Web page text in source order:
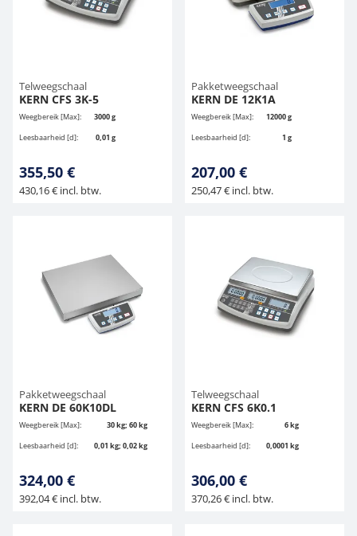
Telweegschaal
KERN CFS 3K-5
Weegbereik [Max]:
3000 g
Leesbaarheid [d]:
0,01 g
355,50 €
430,16 € incl. btw.
Pakketweegschaal
KERN DE 12K1A
Weegbereik [Max]:
12000 g
Leesbaarheid [d]:
1 g
207,00 €
250,47 € incl. btw.
Pakketweegschaal
KERN DE 60K10DL
Weegbereik [Max]:
30 kg; 60 kg
Leesbaarheid [d]:
0,01 kg; 0,02 kg
324,00 €
392,04 € incl. btw.
Telweegschaal
KERN CFS 6K0.1
Weegbereik [Max]:
6 kg
Leesbaarheid [d]:
0,0001 kg
306,00 €
370,26 € incl. btw.